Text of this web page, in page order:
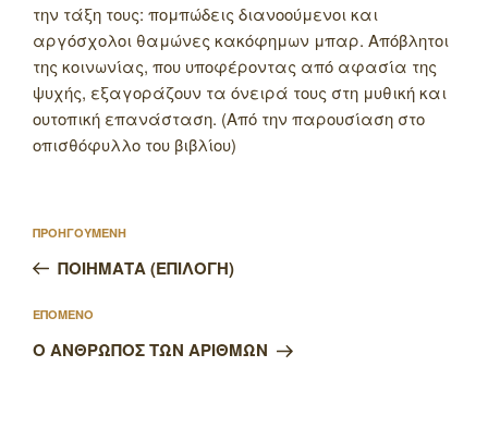
την τάξη τους: πομπώδεις διανοούμενοι και
αργόσχολοι θαμώνες κακόφημων μπαρ. Απόβλητοι
της κοινωνίας, που υποφέροντας από αφασία της
ψυχής, εξαγοράζουν τα όνειρά τους στη μυθική και
ουτοπική επανάσταση. (Από την παρουσίαση στο
οπισθόφυλλο του βιβλίου)
άρθρων
Προηγούμενο
άρθρο
ΠΡΟΗΓΟΥΜΕΝΗ
ΠΟΙΗΜΑΤΑ (ΕΠΙΛΟΓΗ)
Επόμενο
άρθρο
ΕΠΟΜΕΝΟ
Ο ΑΝΘΡΩΠΟΣ ΤΩΝ ΑΡΙΘΜΩΝ